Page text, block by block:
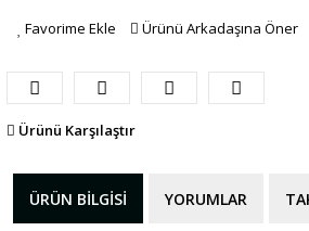
Favorime Ekle Ürünü Arkadaşına Öner
Ürünü Karşılaştır
ÜRÜN BILGISI YORUMLAR